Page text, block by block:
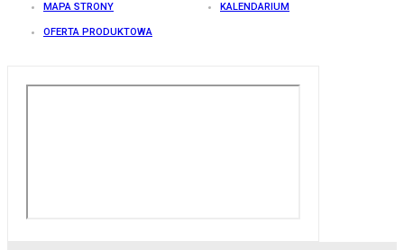
MAPA STRONY KALENDARIUM
OFERTA PRODUKTOWA